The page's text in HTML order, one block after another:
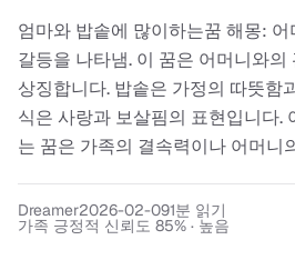
엄마와 밥솥에 많이하는꿈 해몽:
갈등을 나타냄. 이 꿈은 어머니와
상징합니다. 밥솥은 가정의 따뜻함
식은 사랑과 보살핌의 표현입니다.
는 꿈은 가족의 결속력이나 어머니
Dreamer2026-02-091분 읽기
가족 긍정적 신뢰도 85% · 높음